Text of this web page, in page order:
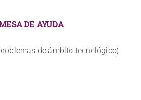
DE AYUDA
de ámbito tecnológico)